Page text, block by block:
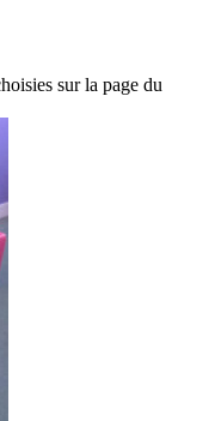
sur la page du